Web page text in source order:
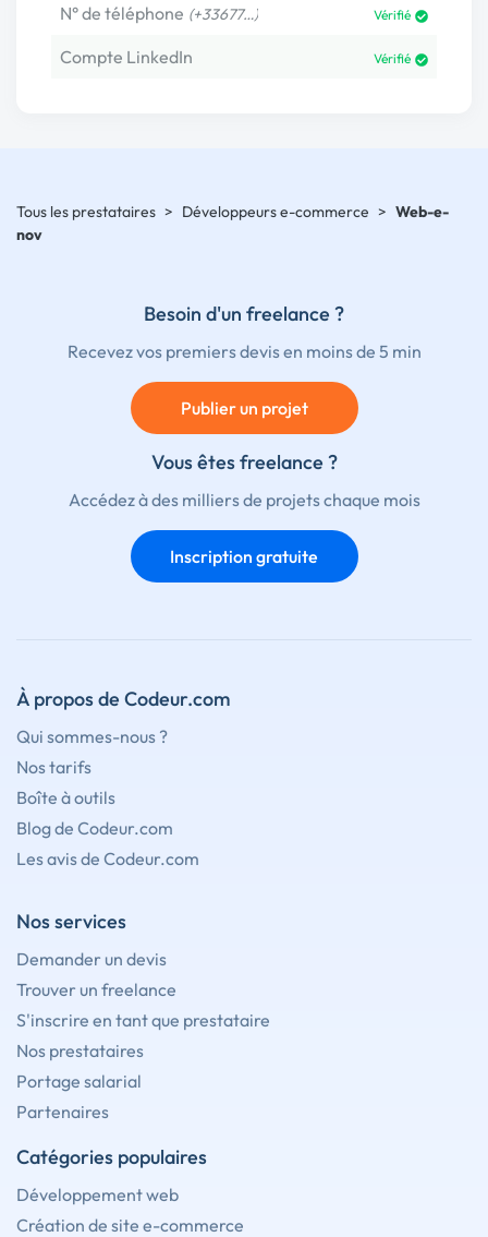
N° de téléphone (+33677…) Vérifié
Compte LinkedIn Vérifié
Tous les prestataires > Développeurs e-commerce > Web-e-
nov
Besoin d'un freelance ?
Recevez vos premiers devis en moins de 5 min
Publier un projet
Vous êtes freelance ?
Accédez à des milliers de projets chaque mois
Inscription gratuite
À propos de Codeur.com
Qui sommes-nous ?
Nos tarifs
Boîte à outils
Blog de Codeur.com
Les avis de Codeur.com
Nos services
Demander un devis
Trouver un freelance
S'inscrire en tant que prestataire
Nos prestataires
Portage salarial
Partenaires
Catégories populaires
Développement web
Création de site e-commerce